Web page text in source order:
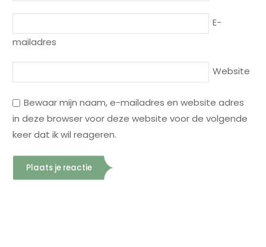
E-
mailadres
Website
Bewaar mijn naam, e-mailadres en website adres
in deze browser voor deze website voor de volgende
keer dat ik wil reageren.